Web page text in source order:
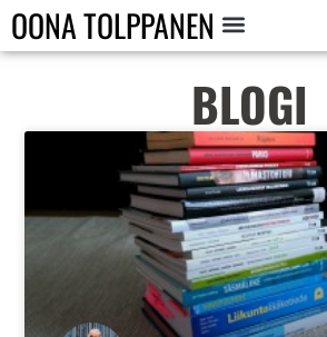
OONA TOLPPANEN
BLOGI